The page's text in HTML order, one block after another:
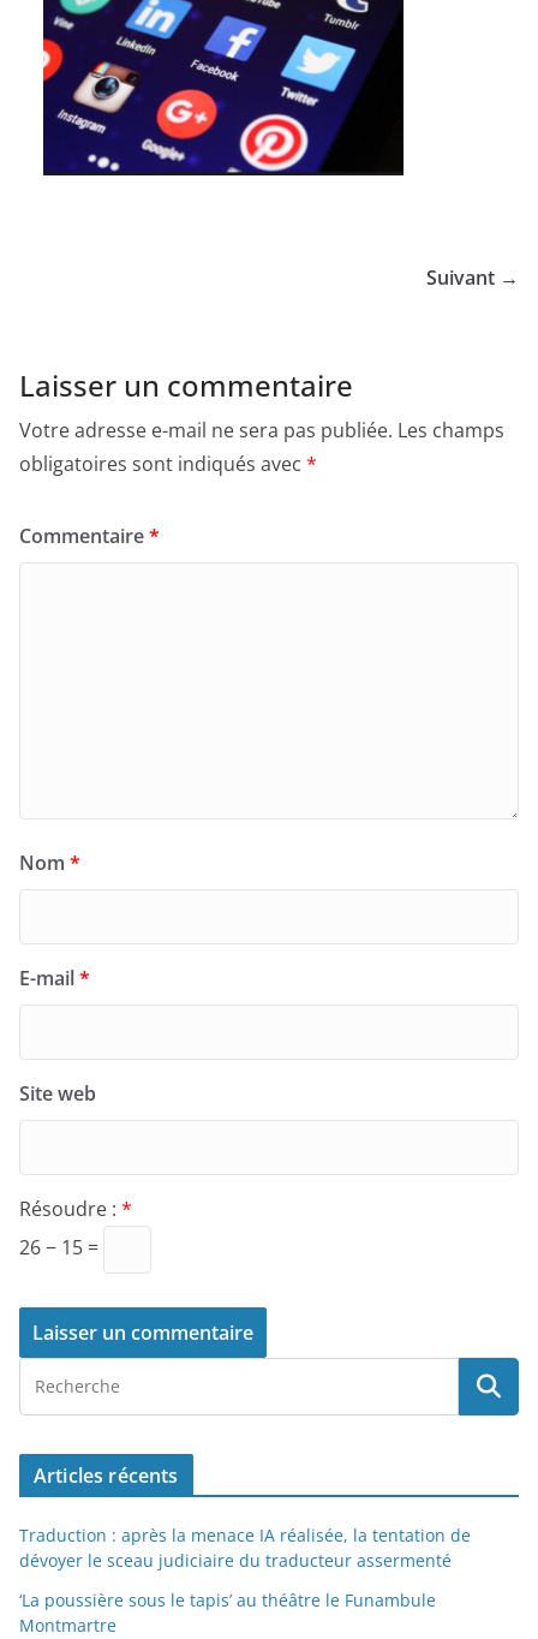
Suivant →
Laisser un commentaire
Votre adresse e-mail ne sera pas publiée. Les champs
obligatoires sont indiqués avec *
Commentaire*
Nom *
E-mail*
Site web
Résoudre : *
26 − 15 =
Articles récents
Traduction : après la menace IA réalisée, la tentation de
dévoyer le sceau judiciaire du traducteur assermenté
‘La poussière sous le tapis’ au théâtre le Funambule
Montmartre